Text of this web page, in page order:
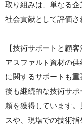
取り組みは、単なる
社会貢献として評価さ
【技術サポートと顧
アスファルト資材の
に関するサポートも
後も継続的な技術サ
頼を獲得しています
スや、現場での技術